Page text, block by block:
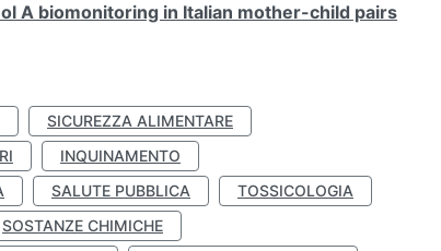
A biomonitoring in Italian mother-child pairs
SICUREZZA ALIMENTARE
INQUINAMENTO
SALUTE PUBBLICA
TOSSICOLOGIA
SOSTANZE CHIMICHE